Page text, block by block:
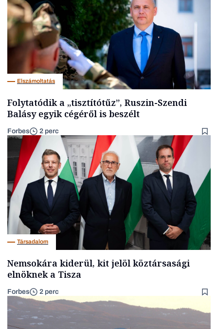
Elszámoltatás
Folytatódik a „tisztítótűz”, Ruszin-Szendi
Balásy egyik cégéről is beszélt
Forbes 2 perc
Társadalom
Nemsokára kiderül, kit jelöl köztársasági
elnöknek a Tisza
Forbes 2 perc